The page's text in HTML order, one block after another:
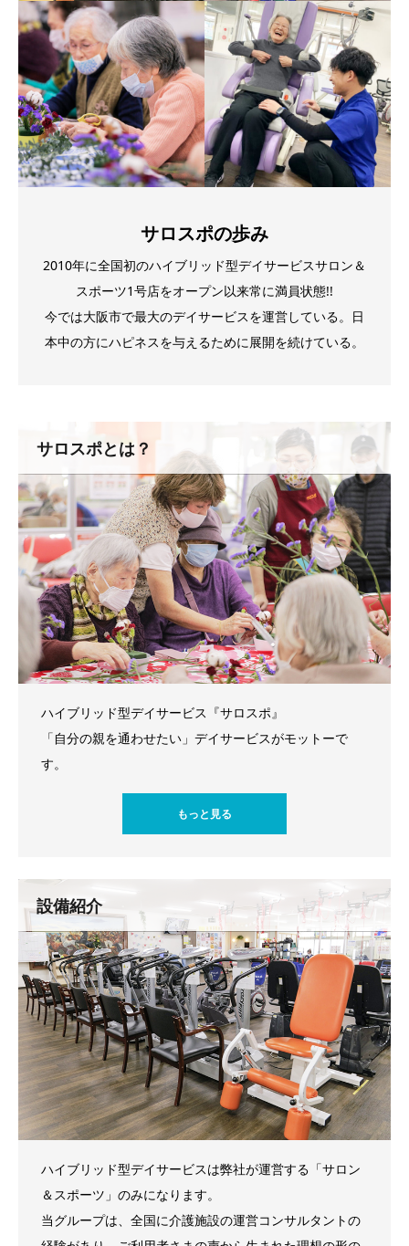
サロスポの歩み
2010年に全国初のハイブリッド型デイサービスサロン＆
スポーツ1号店をオープン以来常に満員状態!!
今では大阪市で最大のデイサービスを運営している。日
本中の方にハピネスを与えるために展開を続けている。
サロスポとは？
ハイブリッド型デイサービス『サロスポ』
「自分の親を通わせたい」デイサービスがモットーで
す。
もっと見る
設備紹介
ハイブリッド型デイサービスは弊社が運営する「サロン
＆スポーツ」のみになります。
当グループは、全国に介護施設の運営コンサルタントの